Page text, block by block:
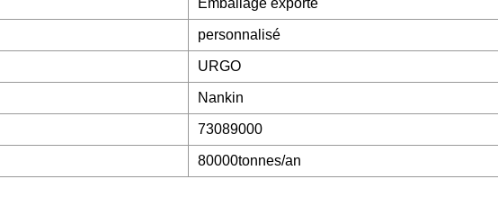
Emballage exporté
personnalisé
URGO
Nankin
73089000
80000tonnes/an